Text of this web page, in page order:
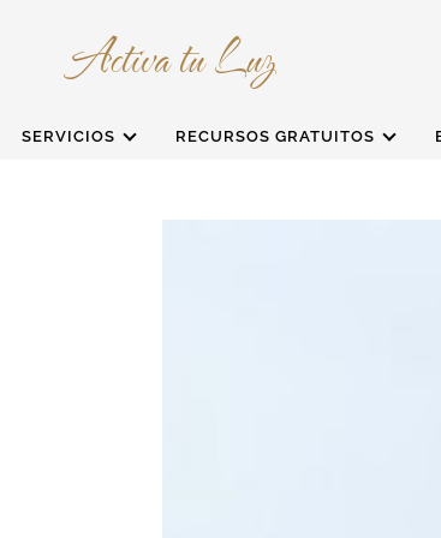
Activa tu Luz
SERVICIOS RECURSOS GRATUITOS